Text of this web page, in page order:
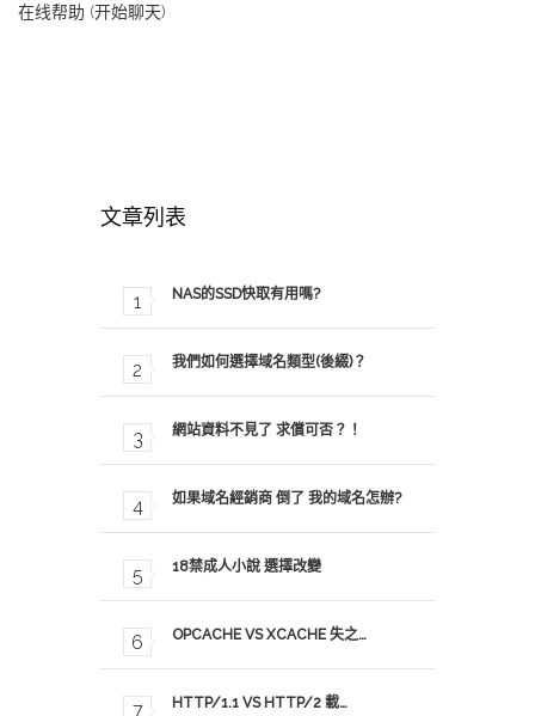
在线帮助 (开始聊天)
文章列表
NAS的SSD快取有用嗎?
我們如何選擇域名類型(後綴)？
網站資料不見了 求償可否？！
如果域名經銷商 倒了 我的域名怎辦?
18禁成人小說 選擇改變
OPCACHE VS XCACHE 失之…
HTTP/1.1 VS HTTP/2 載…